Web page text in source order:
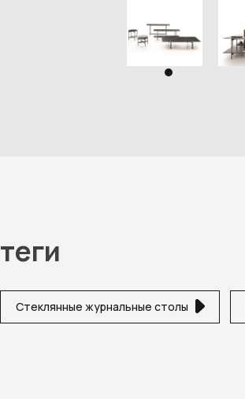
теги
Стеклянные журнальные столы